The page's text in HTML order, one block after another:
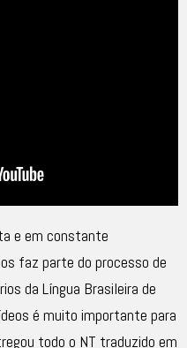
e em constante
faz parte do processo de
da Língua Brasileira de
é muito importante para
todo o NT traduzido em